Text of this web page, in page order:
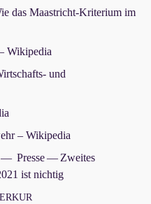
das Maastricht-Kriterium im
Wikipedia
und
– Wikipedia
— Presse — Zweites
ist nichtig